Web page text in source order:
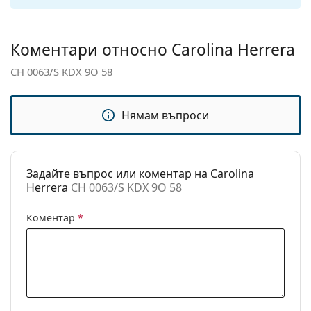
панти:
Аксесоари
Кутия:
Да
почистване:
Да
Пол:
Дамски
Марка:
Carolina Herrera
Коментари относно Carolina Herrera
CH 0063/S KDX 9O 58
Нямам въпроси
Задайте въпрос или коментар на Carolina
Herrera CH 0063/S KDX 9O 58
Коментар *